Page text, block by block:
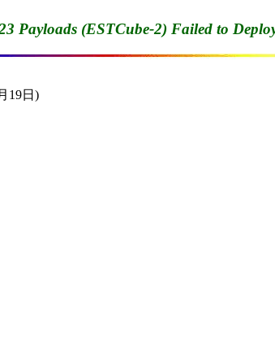
Payloads (ESTCube-2) Failed to
19日)